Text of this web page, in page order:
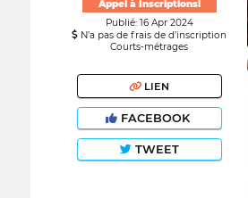
Appel à Inscriptions!
Publié: 16 Apr 2024
N’a pas de frais de d’inscription
Courts-métrages
LIEN
FACEBOOK
TWEET